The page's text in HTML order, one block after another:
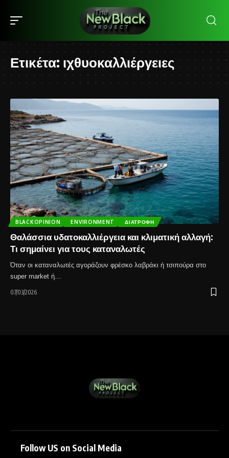
Ετικέτα: ιχθυοκαλλιέργειες
BLACKOPINION ENVIRONMENT ΔΙΑΤΡΟΦΉ
Θαλάσσια υδατοκαλλιέργεια και κλιματική αλλαγή:
Τι σημαίνει για τους καταναλωτές
Όταν οι καταναλωτές αγοράζουν φρέσκο λαβράκι ή τσιπούρα στο
super market ή…
07/03/2026
Follow US on Social Media